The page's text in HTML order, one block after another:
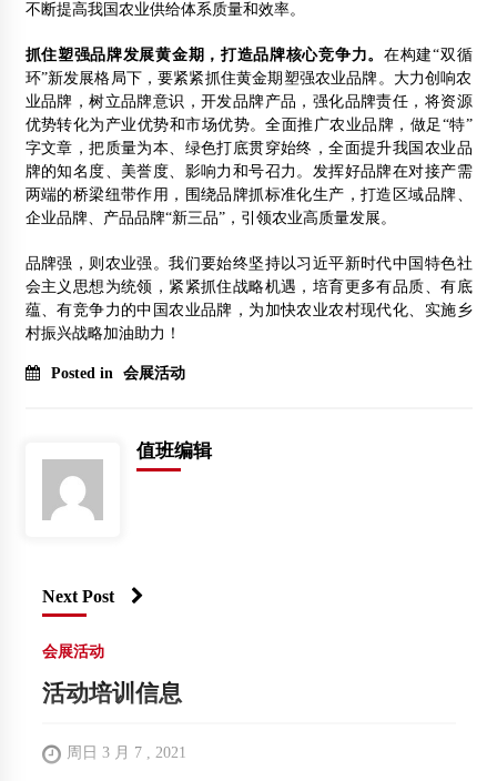
不断提高我国农业供给体系质量和效率。
抓住塑强品牌发展黄金期，打造品牌核心竞争力。 在构建“双循
环”新发展格局下，要紧紧抓住黄金期塑强农业品牌。大力创响农
业品牌，树立品牌意识，开发品牌产品，强化品牌责任，将资源
优势转化为产业优势和市场优势。全面推广农业品牌，做足“特”
字文章，把质量为本、绿色打底贯穿始终，全面提升我国农业品
牌的知名度、美誉度、影响力和号召力。发挥好品牌在对接产需
两端的桥梁纽带作用，围绕品牌抓标准化生产，打造区域品牌、
企业品牌、产品品牌“新三品”，引领农业高质量发展。
品牌强，则农业强。我们要始终坚持以习近平新时代中国特色社
会主义思想为统领，紧紧抓住战略机遇，培育更多有品质、有底
蕴、有竞争力的中国农业品牌，为加快农业农村现代化、实施乡
村振兴战略加油助力！
Posted in 会展活动
值班编辑
Next Post
会展活动
活动培训信息
周日 3 月 7 , 2021